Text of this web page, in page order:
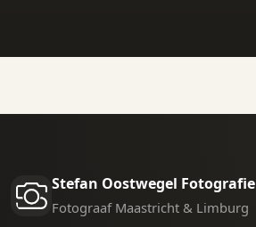
Stefan Oostwegel Fotografie
Fotograaf Maastricht & Limburg